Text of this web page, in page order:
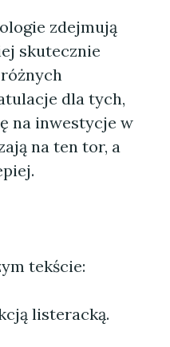
zdejmują
skutecznie
dla tych,
na inwestycje w
na ten tor, a
tekście:
listeracką.